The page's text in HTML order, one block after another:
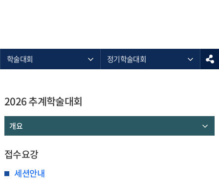
학술대회 정기학술대회
2026 추계학술대회
개요
접수요강
세션안내